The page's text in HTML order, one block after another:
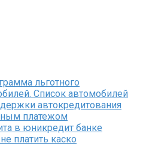
льготного
Список автомобилей
автокредитования
платежом
в юникредит банке
платить каско